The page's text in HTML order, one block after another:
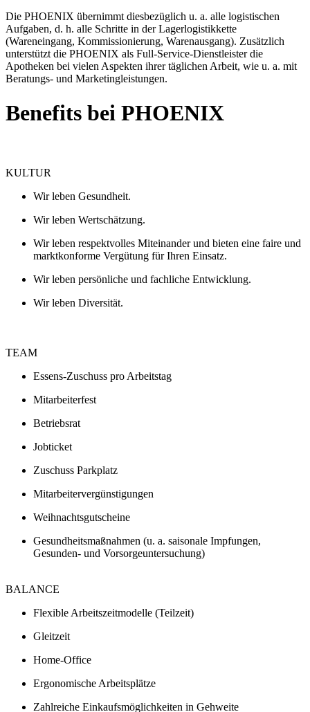
Die PHOENIX übernimmt diesbezüglich u. a. alle logistischen
Aufgaben, d. h. alle Schritte in der Lagerlogistikkette
(Wareneingang, Kommissionierung, Warenausgang). Zusätzlich
unterstützt die PHOENIX als Full-Service-Dienstleister die
Apotheken bei vielen Aspekten ihrer täglichen Arbeit, wie u. a. mit
Beratungs- und Marketingleistungen.
Benefits bei PHOENIX
KULTUR
Wir leben Gesundheit.
Wir leben Wertschätzung.
Wir leben respektvolles Miteinander und bieten eine faire und
marktkonforme Vergütung für Ihren Einsatz.
Wir leben persönliche und fachliche Entwicklung.
Wir leben Diversität.
TEAM
Essens-Zuschuss pro Arbeitstag
Mitarbeiterfest
Betriebsrat
Jobticket
Zuschuss Parkplatz
Mitarbeitervergünstigungen
Weihnachtsgutscheine
Gesundheitsmaßnahmen (u. a. saisonale Impfungen,
Gesunden- und Vorsorgeuntersuchung)
BALANCE
Flexible Arbeitszeitmodelle (Teilzeit)
Gleitzeit
Home-Office
Ergonomische Arbeitsplätze
Zahlreiche Einkaufsmöglichkeiten in Gehweite